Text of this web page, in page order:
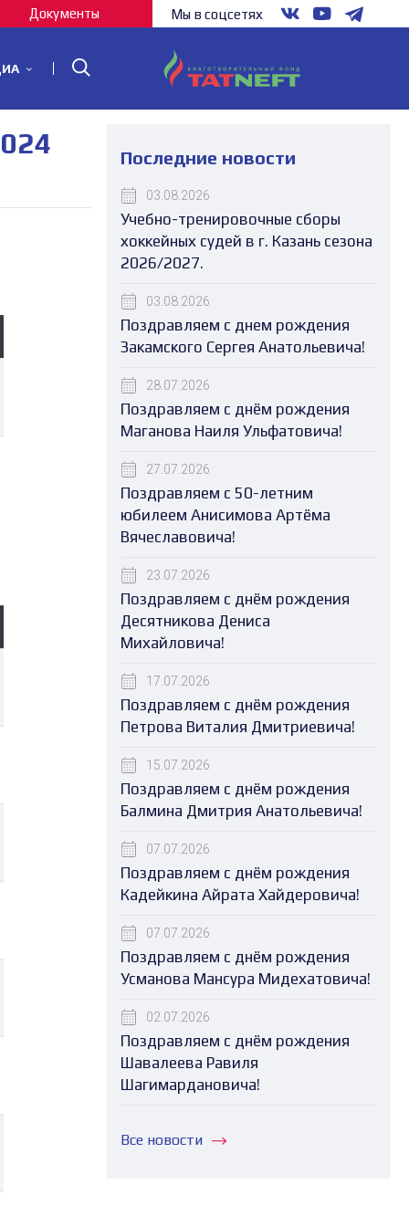
Документы Мы в соцсетях
Последние новости
03.08.2026
Учебно-тренировочные сборы
хоккейных судей в г. Казань сезона
2026/2027.
03.08.2026
Поздравляем с днем рождения
Закамского Сергея Анатольевича!
28.07.2026
Поздравляем с днём рождения
Маганова Наиля Ульфатовича!
27.07.2026
Поздравляем с 50-летним
юбилеем Анисимова Артёма
Вячеславовича!
23.07.2026
Поздравляем с днём рождения
Десятникова Дениса
Михайловича!
17.07.2026
Поздравляем с днём рождения
Петрова Виталия Дмитриевича!
15.07.2026
Поздравляем с днём рождения
Балмина Дмитрия Анатольевича!
07.07.2026
Поздравляем с днём рождения
Кадейкина Айрата Хайдеровича!
07.07.2026
Поздравляем с днём рождения
Усманова Мансура Мидехатовича!
02.07.2026
Поздравляем с днём рождения
Шавалеева Равиля
Шагимардановича!
Все новости